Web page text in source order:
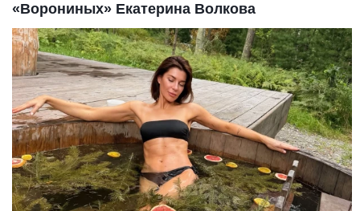
«Ворониных» Екатерина Волкова